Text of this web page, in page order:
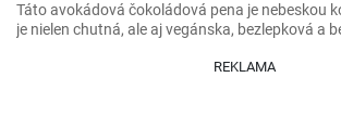
Táto avokádová čokoládová pena je nebeskou
je nielen chutná, ale aj vegánska, bezlepková a
REKLAMA